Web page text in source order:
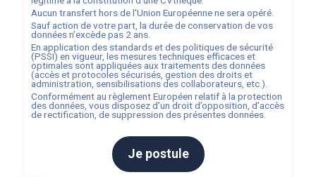
Aucun transfert hors de l’Union Européenne ne sera opéré.
Sauf action de votre part, la durée de conservation de vos
données n’excède pas 2 ans.
En application des standards et des politiques de sécurité
(PSSI) en vigueur, les mesures techniques efficaces et
optimales sont appliquées aux traitements des données
(accès et protocoles sécurisés, gestion des droits et
administration, sensibilisations des collaborateurs, etc.).
Conformément au règlement Européen relatif à la protection
des données, vous disposez d’un droit d’opposition, d’accès
de rectification, de suppression des présentes données.
Je postule